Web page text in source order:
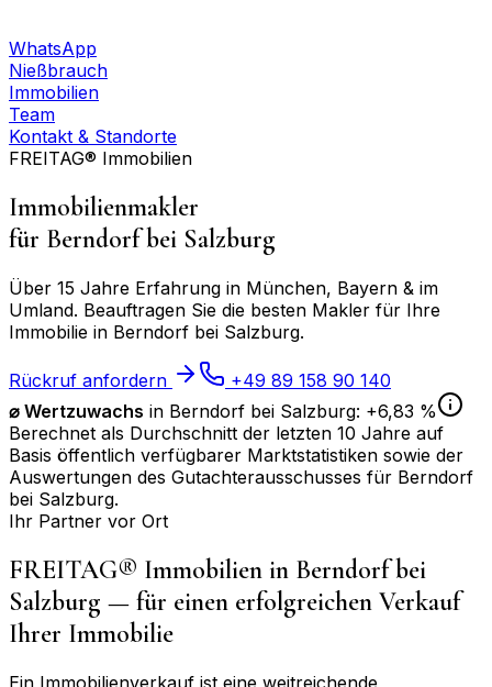
WhatsApp
Nießbrauch
Immobilien
Team
Kontakt & Standorte
FREITAG® Immobilien
Immobilienmakler
für Berndorf bei Salzburg
Über 15 Jahre Erfahrung in München, Bayern & im
Umland. Beauftragen Sie die besten Makler für Ihre
Immobilie in Berndorf bei Salzburg.
Rückruf anfordern
+49 89 158 90 140
⌀ Wertzuwachs in Berndorf bei Salzburg: +6,83 %
Berechnet als Durchschnitt der letzten 10 Jahre auf
Basis öffentlich verfügbarer Marktstatistiken sowie der
Auswertungen des Gutachterausschusses für Berndorf
bei Salzburg.
Ihr Partner vor Ort
FREITAG® Immobilien in Berndorf bei
Salzburg — für einen erfolgreichen Verkauf
Ihrer Immobilie
Ein Immobilienverkauf ist eine weitreichende